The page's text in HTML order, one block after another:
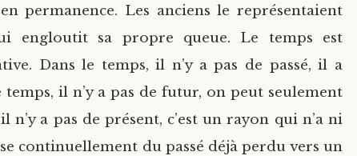
permanence. Les anciens le représentaient
engloutit sa propre queue. Le temps est
Dans le temps, il n’y a pas de passé, il a
il n’y a pas de futur, on peut seulement
n’y a pas de présent, c’est un rayon qui n’a ni
continuellement du passé déjà perdu vers un